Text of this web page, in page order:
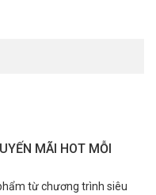
MÃI HOT MỖI
từ chương trình siêu